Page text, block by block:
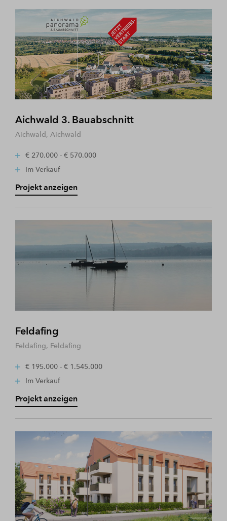
Aichwald 3. Bauabschnitt
Aichwald, Aichwald
€ 270.000 - € 570.000
Im Verkauf
Projekt anzeigen
Feldafing
Feldafing, Feldafing
€ 195.000 - € 1.545.000
Im Verkauf
Projekt anzeigen